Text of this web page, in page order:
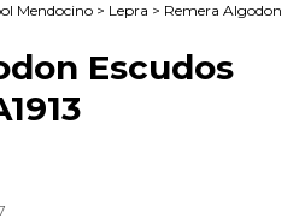
Mendocino > Lepra > Remera Algodon
Escudos